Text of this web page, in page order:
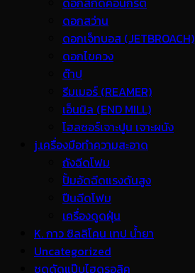
ดอกสว่าน
ดอกเจ็ทบอส (JETBROACH)
ดอกไขควง
ต๊าป
รีมเมอร์ (REAMER)
เอ็นมิล (END MILL)
โฮลซอร์เจาะปูน เจาะผนัง
j.เครื่องมือทำความสะอาด
ถังฉีดโฟม
ปั้มอัดฉีดแรงดันสูง
ปืนฉีดโฟม
เครื่องดูดฝุ่น
K. กาว ซิลลิโคน เทป น้ำยา
Uncategorized
ชุดดัดแป๊บไฮดรอลิค